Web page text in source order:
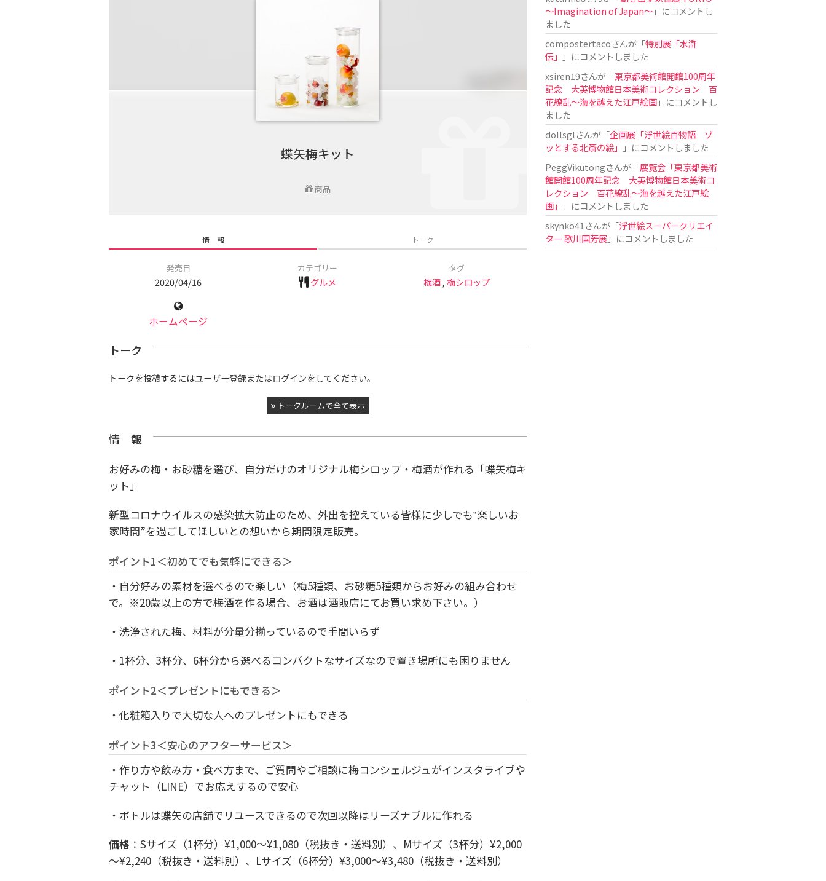
蝶矢梅キット
商品
情 報 トーク
発売日
2020/04/16
カテゴリー
グルメ
タグ
梅酒,梅シロップ
ホームページ
トーク
トークを投稿するにはユーザー登録またはログインをしてください。
トークルームで全て表示
情 報
お好みの梅・お砂糖を選び、自分だけのオリジナル梅シロップ・梅酒が作れる「蝶矢梅キ
ット」
新型コロナウイルスの感染拡大防止のため、外出を控えている皆様に少しでも‟楽しいお
家時間”を過ごしてほしいとの想いから期間限定販売。
ポイント1＜初めてでも気軽にできる＞
・自分好みの素材を選べるので楽しい（梅5種類、お砂糖5種類からお好みの組み合わせ
で。※20歳以上の方で梅酒を作る場合、お酒は酒販店にてお買い求め下さい。）
・洗浄された梅、材料が分量分揃っているので手間いらず
・1杯分、3杯分、6杯分から選べるコンパクトなサイズなので置き場所にも困りません
ポイント2＜プレゼントにもできる＞
・化粧箱入りで大切な人へのプレゼントにもできる
ポイント3＜安心のアフターサービス＞
・作り方や飲み方・食べ方まで、ご質問やご相談に梅コンシェルジュがインスタライブや
チャット（LINE）でお応えするので安心
・ボトルは蝶矢の店舗でリユースできるので次回以降はリーズナブルに作れる
価格 ：Sサイズ（1杯分）¥1,000～¥1,080（税抜き・送料別）、 Mサイズ（3杯分）¥2,000
～¥2,240（税抜き・送料別）、 Lサイズ（6杯分）¥3,000～¥3,480（税抜き・送料別）
〜Imagination of Japan〜」にコメントし
ました
compostertacoさんが「特別展「水滸
伝」
」にコメントしました
xsiren19さんが「東京都美術館開館100周年
記念 大英博物館日本美術コレクション 百
花繚乱～海を越えた江戸絵画」にコメントし
ました
dollsglさんが「企画展「浮世絵百物語 ゾ
ッとする北斎の絵」
」にコメントしました
PeggVikutongさんが「展覧会「東京都美術
館開館100周年記念 大英博物館日本美術コ
レクション 百花繚乱〜海を越えた江戸絵
画」
」にコメントしました
skynko41 さんが「浮世絵スーパークリエイ
ター 歌川国芳展 」にコメントしました